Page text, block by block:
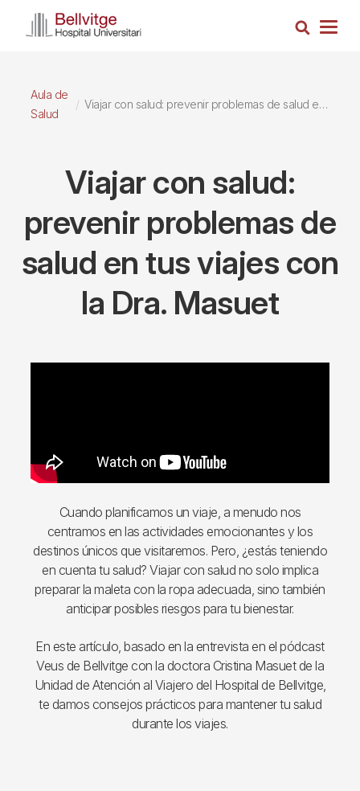
Busca
Aula de
Salud
Viajar con salud: prevenir problemas de salud en tus viajes con la Dra. Masuet
Viajar con salud:
prevenir problemas de
salud en tus viajes con
la Dra. Masuet
Cuando planificamos un viaje, a menudo nos
centramos en las actividades emocionantes y los
destinos únicos que visitaremos. Pero, ¿estás teniendo
en cuenta tu salud? Viajar con salud no solo implica
preparar la maleta con la ropa adecuada, sino también
anticipar posibles riesgos para tu bienestar.
En este artículo, basado en la entrevista en el pódcast
Veus de Bellvitge con la doctora Cristina Masuet de la
Unidad de Atención al Viajero del Hospital de Bellvitge,
te damos consejos prácticos para mantener tu salud
durante los viajes.